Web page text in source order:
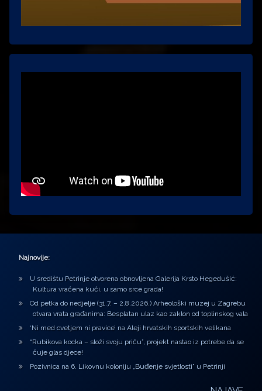
Najnovije:
U središtu Petrinje otvorena obnovljena Galerija Krsto Hegedušić:
Kultura vraćena kući, u samo srce grada!
Od petka do nedjelje (31.7. – 2.8.2026.) Arheološki muzej u Zagrebu
otvara vrata građanima: Besplatan ulaz kao zaklon od toplinskog vala
‘Ni med cvetjem ni pravice’ na Aleji hrvatskih sportskih velikana
“Rubikova kocka – složi svoju priču”, projekt nastao iz potrebe da se
čuje glas djece!
Pozivnica na 6. Likovnu koloniju „Buđenje svjetlosti” u Petrinji